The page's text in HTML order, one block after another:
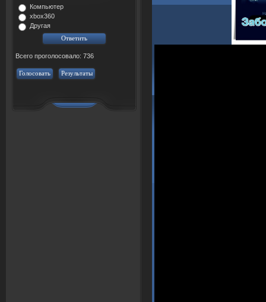
Компьютер
xbox360
Другая
Всего проголосовало: 736
Голосовать Результаты